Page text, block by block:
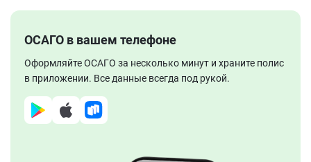
ОСАГО в вашем телефоне
Оформляйте ОСАГО за несколько минут и храните полис
в приложении. Все данные всегда под рукой.